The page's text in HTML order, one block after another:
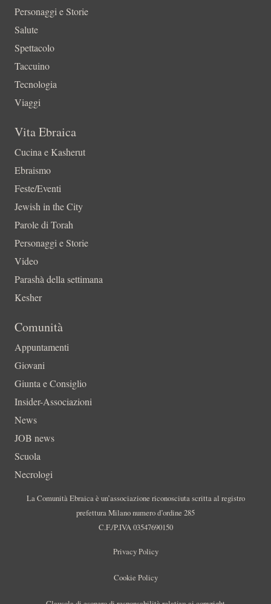
Personaggi e Storie
Salute
Spettacolo
Taccuino
Tecnologia
Viaggi
Vita Ebraica
Cucina e Kasherut
Ebraismo
Feste/Eventi
Jewish in the City
Parole di Torah
Personaggi e Storie
Video
Parashà della settimana
Kesher
Comunità
Appuntamenti
Giovani
Giunta e Consiglio
Insider-Associazioni
News
JOB news
Scuola
Necrologi
La Comunità Ebraica è un’associazione riconosciuta scritta al registro
prefettura Milano numero d’ordine 285
C.F./P.IVA 03547690150
Privacy Policy
Cookie Policy